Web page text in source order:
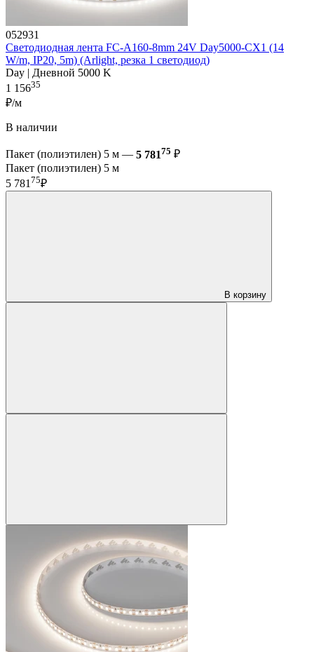
052931
Светодиодная лента FC-A160-8mm 24V Day5000-CX1 (14
W/m, IP20, 5m) (Arlight, резка 1 светодиод)
Day | Дневной 5000 K
1 15635
₽/м
В наличии
Пакет (полиэтилен) 5 м — 5 78175 ₽
Пакет (полиэтилен) 5 м
5 781 75₽
В корзину